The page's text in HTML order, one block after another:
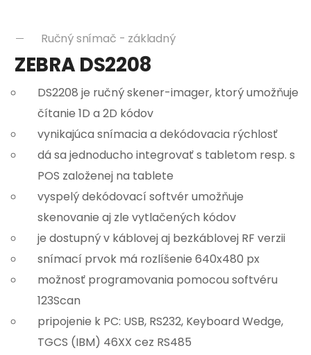
Ručný snímač - základný
ZEBRA DS2208
DS2208 je ručný skener-imager, ktorý umožňuje
čítanie 1D a 2D kódov
vynikajúca snímacia a dekódovacia rýchlosť
dá sa jednoducho integrovať s tabletom resp. s
POS založenej na tablete
vyspelý dekódovací softvér umožňuje
skenovanie aj zle vytlačených kódov
je dostupný v káblovej aj bezkáblovej RF verzii
snímací prvok má rozlíšenie 640x480 px
možnosť programovania pomocou softvéru
123Scan
pripojenie k PC: USB, RS232, Keyboard Wedge,
TGCS (IBM) 46XX cez RS485